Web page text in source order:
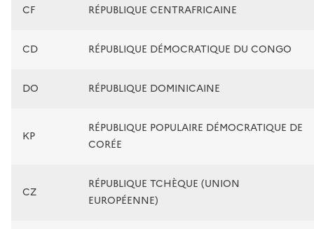
CF RÉPUBLIQUE CENTRAFRICAINE
CD RÉPUBLIQUE DÉMOCRATIQUE DU CONGO
DO RÉPUBLIQUE DOMINICAINE
KP
RÉPUBLIQUE POPULAIRE DÉMOCRATIQUE DE
CORÉE
CZ
RÉPUBLIQUE TCHÈQUE (UNION
EUROPÉENNE)